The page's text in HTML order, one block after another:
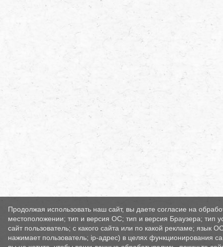
Продолжая использовать наш сайт, вы даете согласие на
местоположении; тип и версия ОС; тип и версия Браузера; тип
сайт пользователь; с какого сайта или по какой рекламе; язык
нажимает пользователь; ip-адрес) в целях функционирования